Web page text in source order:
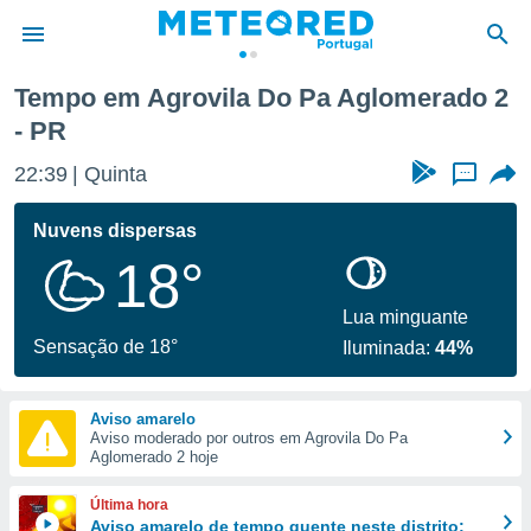
da
foi
para
fornecidas
e
digital
Tempo em Agrovila Do Pa Aglomerado 2
- PR
22:39 Quinta ...
Nuvens dispersas
18°
Sensação de 18°
Lua minguante
Iluminada:44%
Aviso amarelo
Aviso moderado por outros em Agrovila Do Pa
Aglomerado 2 hoje
Última hora
Aviso amarelo de tempo quente neste distrito: